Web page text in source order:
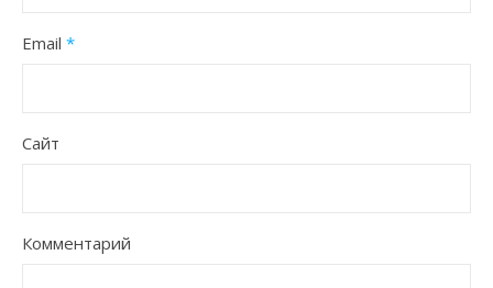
Email *
Сайт
Комментарий